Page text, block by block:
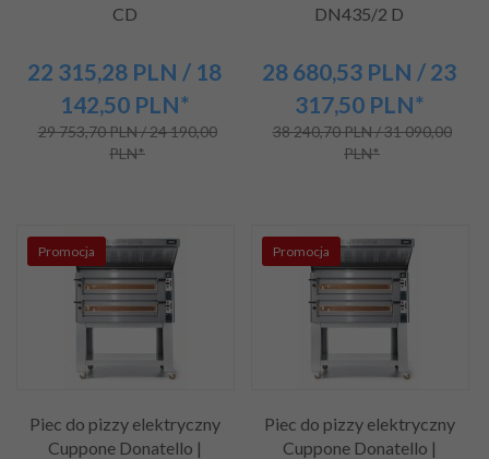
CD
22 315,28 PLN / 18
142,50 PLN*
29 753,70 PLN / 24 190,00
PLN*
DN435/2 D
28 680,53 PLN / 23
317,50 PLN*
38 240,70 PLN / 31 090,00
PLN*
Promocja
Piec do pizzy elektryczny
Cuppone Donatello |
Promocja
Piec do pizzy elektryczny
Cuppone Donatello |